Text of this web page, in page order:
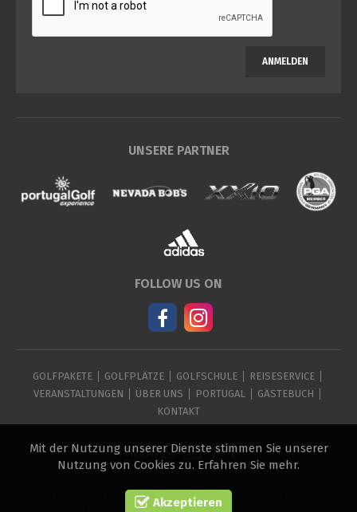
ANMELDEN
UNSERE PARTNER
FOLLOW US ON
GOLFPAKETE GOLFPLÄTZE GOLFSCHULE
REISESERVICE
VERANSTALTUNGEN
ÜBER UNS PORTUGAL
GÄSTEBUCH
KONTAKT
TEILEN
Nutzungsbedingungen & AGB| Datenschutzbestimmungen
2018 Portugal Golf Experience. Created by
Mit der Nutzung unserer Dienste stimmen Sie unserer
Nutzung von Cookies zu. Erfahren Sie mehr.
Akzeptieren